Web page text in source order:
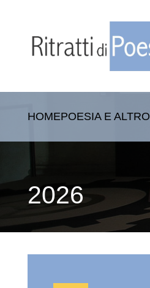
HOMEPOESIA E ALTRO
2026